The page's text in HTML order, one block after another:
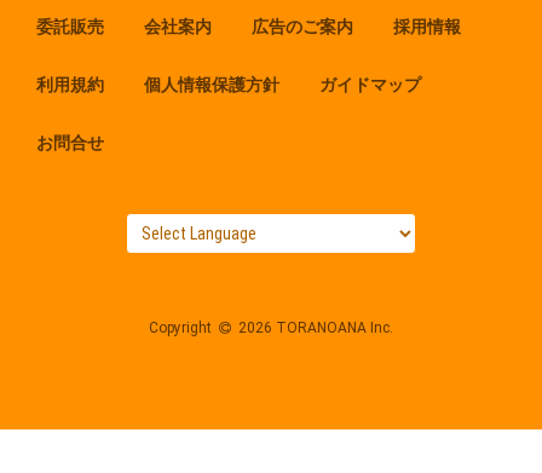
委託販売 会社案内 広告のご案内 採用情報
利用規約 個人情報保護方針 ガイドマップ
お問合せ
Copyright 2026 TORANOANA Inc.